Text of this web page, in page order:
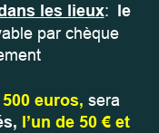
les lieux: le
par chèque
euros, sera
l’un de 50 € et